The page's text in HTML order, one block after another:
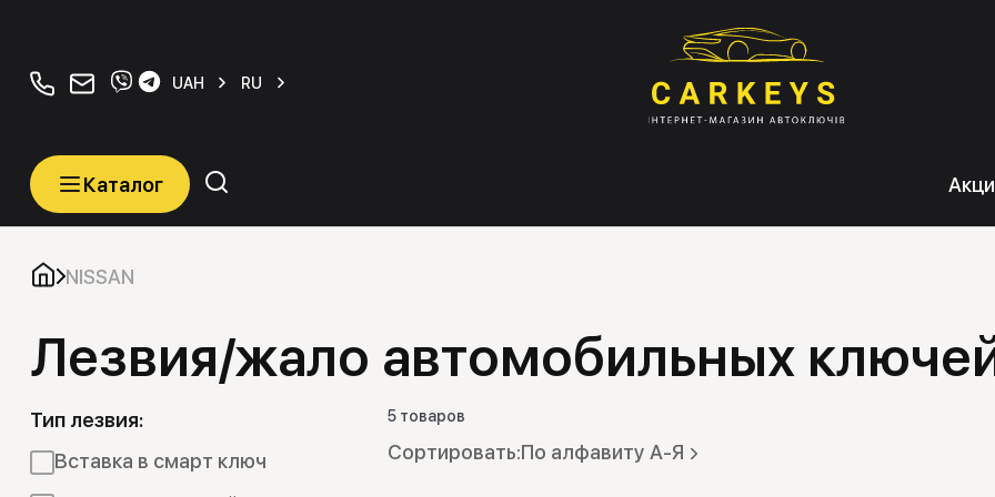
+380934077070
orders@carkeys.com.ua
UAH RU
Каталог
Каталог
Автомобильные ключи
Программаторы
NISSAN
Лезвия/жало автомобильных
5 товаров
По алфавиту А-Я
Тип лезвия:
Вставка в смарт ключ